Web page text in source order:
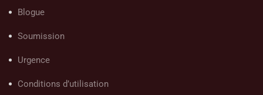
Blogue
Soumission
Urgence
Conditions d’utilisation